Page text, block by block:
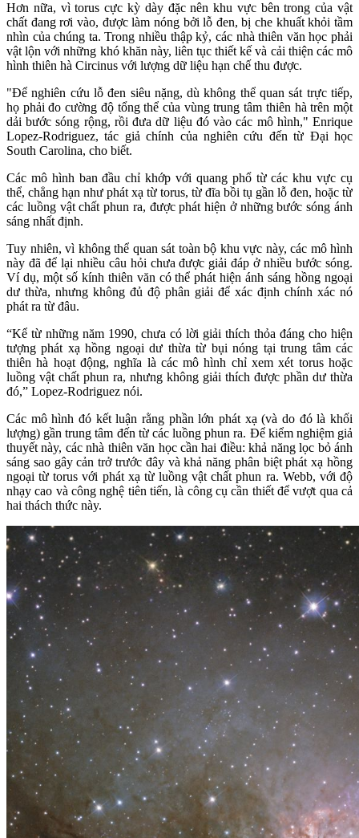
Hơn nữa, vì torus cực kỳ dày đặc nên khu vực bên trong của vật
chất đang rơi vào, được làm nóng bởi lỗ đen, bị che khuất khỏi tầm
nhìn của chúng ta. Trong nhiều thập kỷ, các nhà thiên văn học phải
vật lộn với những khó khăn này, liên tục thiết kế và cải thiện các mô
hình thiên hà Circinus với lượng dữ liệu hạn chế thu được.
"Để nghiên cứu lỗ đen siêu nặng, dù không thể quan sát trực tiếp,
họ phải đo cường độ tổng thể của vùng trung tâm thiên hà trên một
dải bước sóng rộng, rồi đưa dữ liệu đó vào các mô hình," Enrique
Lopez-Rodriguez, tác giả chính của nghiên cứu đến từ Đại học
South Carolina, cho biết.
Các mô hình ban đầu chỉ khớp với quang phổ từ các khu vực cụ
thể, chẳng hạn như phát xạ từ torus, từ đĩa bồi tụ gần lỗ đen, hoặc từ
các luồng vật chất phun ra, được phát hiện ở những bước sóng ánh
sáng nhất định.
Tuy nhiên, vì không thể quan sát toàn bộ khu vực này, các mô hình
này đã để lại nhiều câu hỏi chưa được giải đáp ở nhiều bước sóng.
Ví dụ, một số kính thiên văn có thể phát hiện ánh sáng hồng ngoại
dư thừa, nhưng không đủ độ phân giải để xác định chính xác nó
phát ra từ đâu.
“Kể từ những năm 1990, chưa có lời giải thích thỏa đáng cho hiện
tượng phát xạ hồng ngoại dư thừa từ bụi nóng tại trung tâm các
thiên hà hoạt động, nghĩa là các mô hình chỉ xem xét torus hoặc
luồng vật chất phun ra, nhưng không giải thích được phần dư thừa
đó,” Lopez-Rodriguez nói.
Các mô hình đó kết luận rằng phần lớn phát xạ (và do đó là khối
lượng) gần trung tâm đến từ các luồng phun ra. Để kiểm nghiệm giả
thuyết này, các nhà thiên văn học cần hai điều: khả năng lọc bỏ ánh
sáng sao gây cản trở trước đây và khả năng phân biệt phát xạ hồng
ngoại từ torus với phát xạ từ luồng vật chất phun ra. Webb, với độ
nhạy cao và công nghệ tiên tiến, là công cụ cần thiết để vượt qua cả
hai thách thức này.